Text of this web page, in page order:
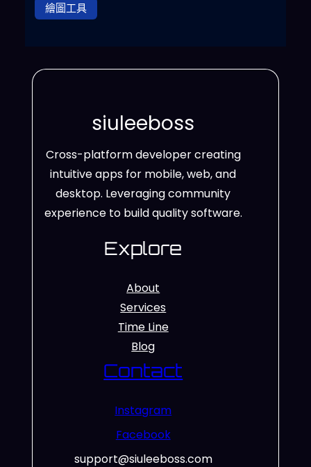
繪圖工具
siuleeboss
Cross-platform developer creating
intuitive apps for mobile, web, and
desktop. Leveraging community
experience to build quality software.
Explore
About
Services
Time Line
Blog
Contact
Instagram
Facebook
support@siuleeboss.com